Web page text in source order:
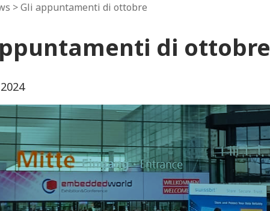
> Gli appuntamenti di ottobre
di ottobre